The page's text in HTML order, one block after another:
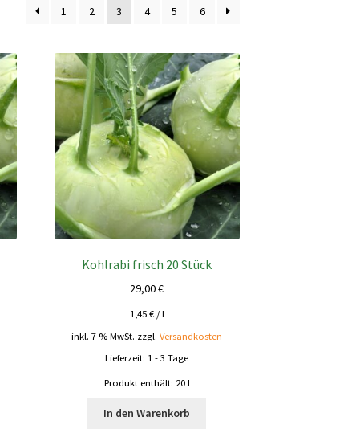
1 2 3 4 5 6
Kohlrabi frisch 20 Stück
29,00€
1,45 €/l
inkl. 7 % MwSt. zzgl.Versandkosten
Lieferzeit: 1 - 3 Tage
Produkt enthält: 20 l
In den Warenkorb